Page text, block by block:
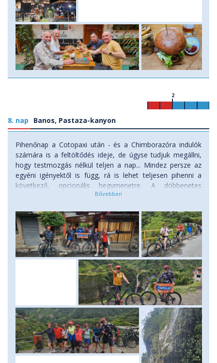
8. nap Banos, Pastaza-kanyon
2
Pihenőnap a Cotopaxi után - és a Chimborazóra indulók
számára is a feltöltődés ideje, de úgyse tudjuk megállni,
hogy testmozgás nélkül teljen a nap... Mindez persze az
egyéni igényektől is függ, rá is lehet teljesen pihenni a
következő, opcionális hegymenetre. A döbbenetes
környezetben, a napjainkban is gyakran aktív Tungurahua
az ideális helyszín a hegymászás utáni regenerálódásra
épp úgy, mint az aktív kalandok kedvelőinek. Mi sem
tétovázunk sokat, reggeli után terepkerékpárokra
pattanunk, és a Pastaza-folyó kanyonja mentén suhanunk,
néhol alagutakon át, néha vízesések alá állva egy kis
hűsölésre. Mert itt már érezzük Amazónia közelségét,
meleg van, a levegő párás, a környező dús erdőségekből
mindenütt vízesések zubognak alá a meredek
hegyoldalakon. Útközben képtelenség ellenállni, hogy ki ne
próbáljuk a suhanást a szurdok fölé kifeszített zip-line
pályák egyikén! Majd azt eldönteni lesz nehéz, melyik
vízeséshez ereszkedjünk alá... Természetesen mi a
leglátványosabbat, a Pailón del Diablo dübörgő
vízfüggönyét választjuk. Egy aktív, rendkívül látványos nap
után térünk vissza Banosba, ahol újra remek éttermek